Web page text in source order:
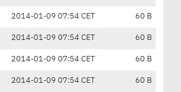
2014-01-09 07:54 CET 60 B
2014-01-09 07:54 CET 60 B
2014-01-09 07:54 CET 60 B
2014-01-09 07:54 CET 60 B